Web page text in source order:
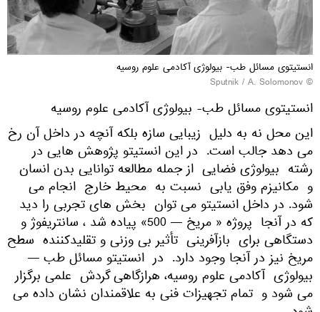
انستیتوی مسائل طب- بیولوژی آکادمی علوم روسیه
© Sputnik / A. Solomonov
انستیتوی مسائل طب- بیولوژی آکادمی علوم روسیه
این محل نه به دلیل زیبایی سازه بلکه آنچه در داخل آن رخ
می دهد جالب است. در این انستیتو پژوهش هایی در
رشته بیولوژی فضایی از جمله مطالعه توانایی بدن انسان
و مکانیزم وفق یابی نسبت به محیط خارج انجام می
شود. در داخل انستیتو می توان بخش های تجربی را دید
که در آنجا پروژه « مریخ — 500» پیاده شد ، سانتریفوژ و
دستگاهی برای بازآفرینی تأثیر بی وزنی و تقلیدکننده سطح
مریخ نیز در آنجا وجود دارد. در انستیتو مسائل طب —
بیولوژی آکادمی علوم روسیه، هرازگاهی گردش علمی برگزار
می شود و تمام تجهیزات فنی به علاقمندان نشان داده می